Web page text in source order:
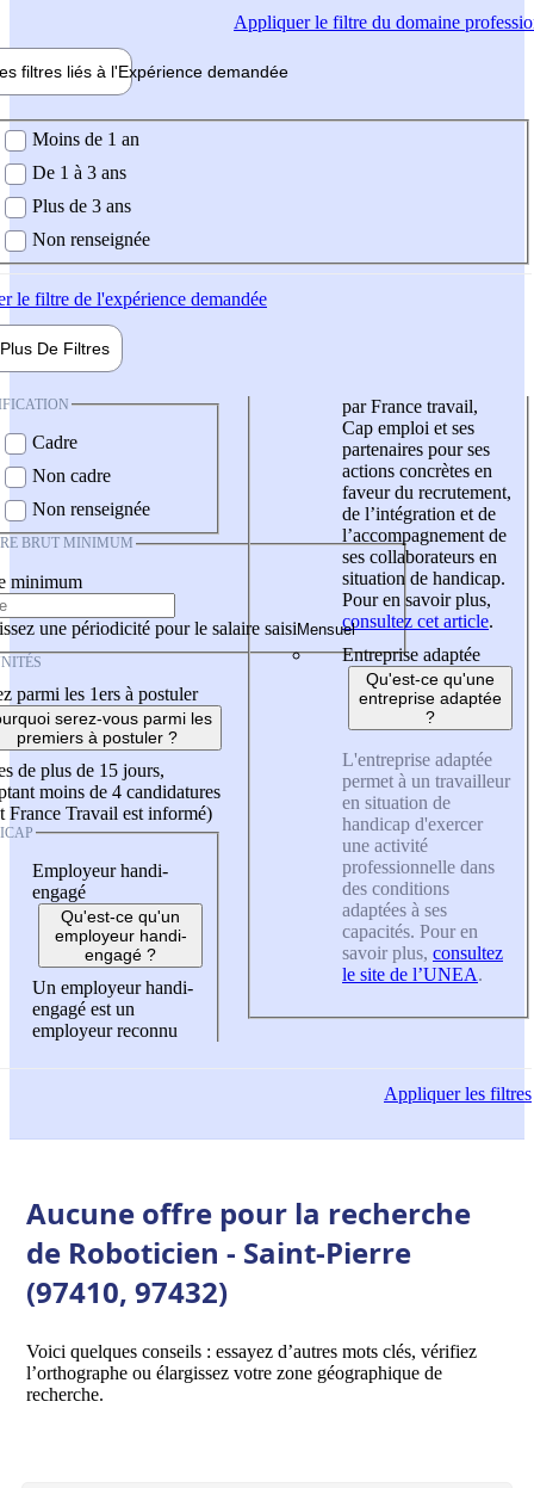
Appliquerle filtre du domaine
filtres liés à l'Expérience demandée
demandée
Moins de 1 an
De 1 à 3 ans
Plus de 3 ans
Non renseignée
le filtre de l'expérience demandée
Plus De Filtres
Cadre
Non cadre
Non renseignée
BRUT MINIMUM
minimum
une périodicité pour le salaire saisi
parmi les 1ers à postuler
serez-vous parmi les
premiers à postuler ?
de plus de 15 jours,
moins de 4 candidatures
France Travail est informé)
Employeur handi-
engagé
Qu'est-ce qu'un
employeur handi-
engagé ?
Un employeur handi-
engagé est un
employeur reconnu
par France travail,
Cap emploi et ses
partenaires pour ses
actions concrètes en
faveur du recrutement,
de l’intégration et de
l’accompagnement de
ses collaborateurs en
situation de handicap.
Pour en savoir plus,
consultez cet article.
Entreprise adaptée
Qu'est-ce qu'une
entreprise adaptée
?
L'entreprise adaptée
permet à un travailleur
en situation de
handicap d'exercer
une activité
professionnelle dans
des conditions
adaptées à ses
capacités. Pour en
savoir plus, consultez
le site de l’UNEA.
Appliquerles filtres
Aucune offre pour la recherche
de Roboticien - Saint-Pierre
(97410, 97432)
Voici quelques conseils : essayez d’autres mots clés, vérifiez
l’orthographe ou élargissez votre zone géographique de
recherche.